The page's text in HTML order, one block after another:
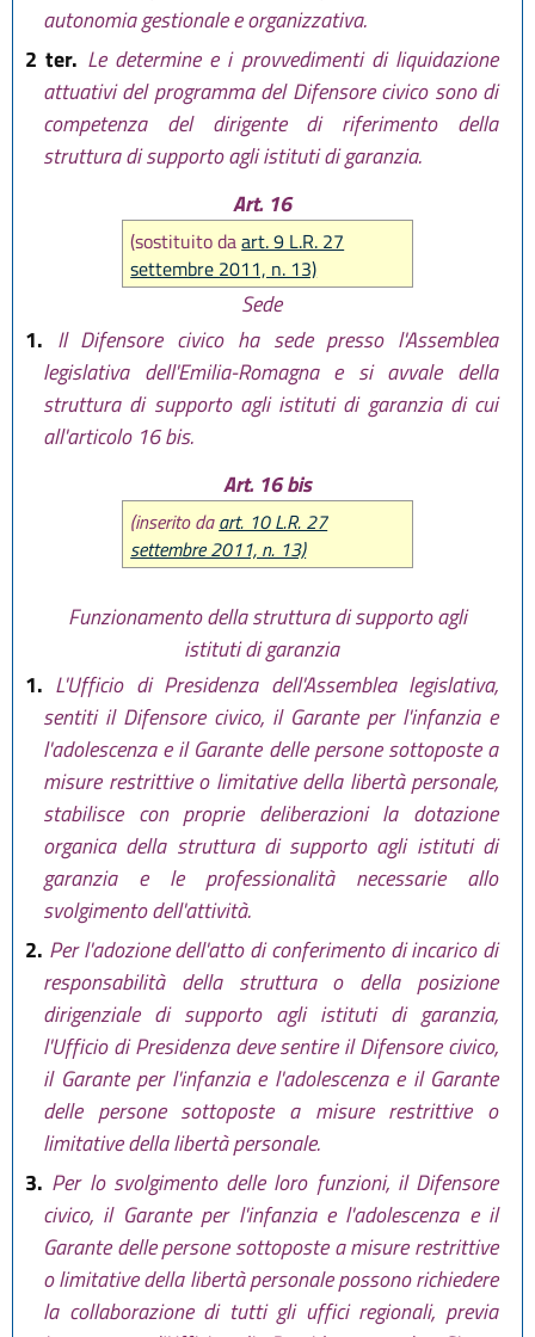
autonomia gestionale e organizzativa.
2 ter. Le determine e i provvedimenti di liquidazione
attuativi del programma del Difensore civico sono di
competenza del dirigente di riferimento della
struttura di supporto agli istituti di garanzia.
Art. 16
(sostituito daart. 9 L.R. 27
settembre 2011, n. 13)
Sede
1. Il Difensore civico ha sede presso l'Assemblea
legislativa dell'Emilia-Romagna e si avvale della
struttura di supporto agli istituti di garanzia di cui
all'articolo 16 bis.
Art. 16 bis
(inserito daart. 10 L.R. 27
settembre 2011, n. 13)
Funzionamento della struttura di supporto agli
istituti di garanzia
1. L'Ufficio di Presidenza dell'Assemblea legislativa,
sentiti il Difensore civico, il Garante per l'infanzia e
l'adolescenza e il Garante delle persone sottoposte a
misure restrittive o limitative della libertà personale,
stabilisce con proprie deliberazioni la dotazione
organica della struttura di supporto agli istituti di
garanzia e le professionalità necessarie allo
svolgimento dell'attività.
2. Per l'adozione dell'atto di conferimento di incarico di
responsabilità della struttura o della posizione
dirigenziale di supporto agli istituti di garanzia,
l'Ufficio di Presidenza deve sentire il Difensore civico,
il Garante per l'infanzia e l'adolescenza e il Garante
delle persone sottoposte a misure restrittive o
limitative della libertà personale.
3. Per lo svolgimento delle loro funzioni, il Difensore
civico, il Garante per l'infanzia e l'adolescenza e il
Garante delle persone sottoposte a misure restrittive
o limitative della libertà personale possono richiedere
la collaborazione di tutti gli uffici regionali, previa